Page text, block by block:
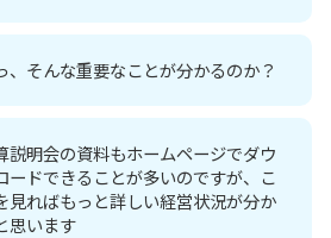
、そんな重要なことが分かるのか？
説明会の資料もホームページでダウ
ードできることが多いのですが、こ
見ればもっと詳しい経営状況が分か
思います